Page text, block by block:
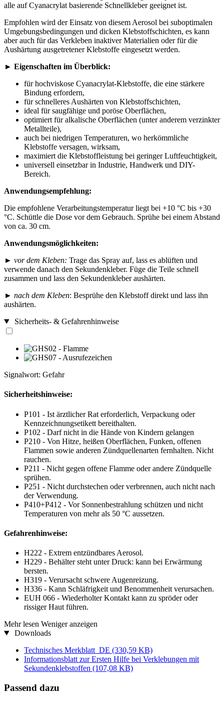
alle auf Cyanacrylat basierende Schnellkleber geeignet ist.
Empfohlen wird der Einsatz von diesem Aerosol bei suboptimalen
Umgebungsbedingungen und dicken Klebstoffschichten, es kann
aber auch für das Verkleben inaktiver Materialien oder für die
Aushärtung ausgetretener Klebstoffe eingesetzt werden.
► Eigenschaften im Überblick:
für hochviskose Cyanacrylat-Klebstoffe, die eine stärkere
Bindung erfordern,
für schnelleres Aushärten von Klebstoffschichten,
ideal für saugfähige und poröse Oberflächen,
optimiert für alkalische Oberflächen (unter anderem verzinkter
Metallteile),
auch bei niedrigen Temperaturen, wo herkömmliche
Klebstoffe versagen, wirksam,
maximiert die Klebstoffleistung bei geringer Luftfeuchtigkeit,
universell einsetzbar in Industrie, Handwerk und DIY-
Bereich.
Anwendungsempfehlung:
Die empfohlene Verarbeitungstemperatur liegt bei +10 °C bis +30
°C. Schüttle die Dose vor dem Gebrauch. Sprühe bei einem Abstand
von ca. 30 cm.
Anwendungsmöglichkeiten:
► vor dem Kleben: Trage das Spray auf, lass es ablüften und
verwende danach den Sekundenkleber. Füge die Teile schnell
zusammen und lass den Sekundenkleber aushärten.
► nach dem Kleben: Besprühe den Klebstoff direkt und lass ihn
aushärten.
Sicherheits- & Gefahrenhinweise
Signalwort: Gefahr
Sicherheitshinweise:
P101 - Ist ärztlicher Rat erforderlich, Verpackung oder
Kennzeichnungsetikett bereithalten.
P102 - Darf nicht in die Hände von Kindern gelangen
P210 - Von Hitze, heißen Oberflächen, Funken, offenen
Flammen sowie anderen Zündquellenarten fernhalten. Nicht
rauchen.
P211 - Nicht gegen offene Flamme oder andere Zündquelle
sprühen.
P251 - Nicht durchstechen oder verbrennen, auch nicht nach
der Verwendung.
P410+P412 - Vor Sonnenbestrahlung schützen und nicht
Temperaturen von mehr als 50 °C aussetzen.
Gefahrenhinweise:
H222 - Extrem entzündbares Aerosol.
H229 - Behälter steht unter Druck: kann bei Erwärmung
bersten.
H319 - Verursacht schwere Augenreizung.
H336 - Kann Schläfrigkeit und Benommenheit verursachen.
EUH 066 - Wiederholter Kontakt kann zu spröder oder
rissiger Haut führen.
Mehr lesen Weniger anzeigen
Downloads
Technisches Merkblatt_DE (330,59 KB)
Informationsblatt zur Ersten Hilfe bei Verklebungen mit
Sekundenklebstoffen (107,08 KB)
Passend dazu